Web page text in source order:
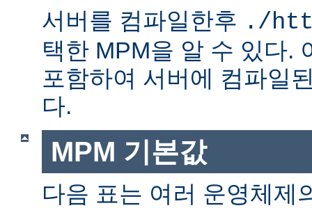
서버를 컴파일한후 ./
택한 MPM을 알 수 있다.
포함하여 서버에 컴파일
다.
MPM 기본값
다음 표는 여러 운영체제